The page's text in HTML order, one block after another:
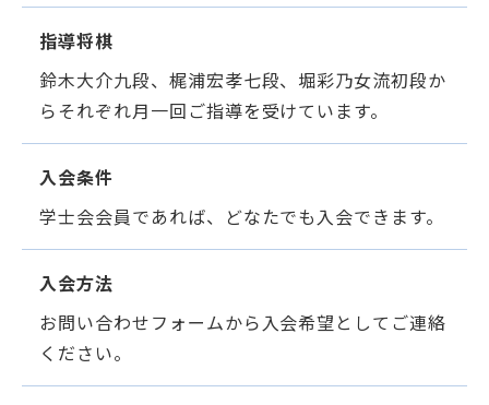
指導将棋
鈴木大介九段、梶浦宏孝七段、堀彩乃女流初段か
らそれぞれ月一回ご指導を受けています。
入会条件
学士会会員であれば、どなたでも入会できます。
入会方法
お問い合わせフォームから入会希望としてご連絡
ください。